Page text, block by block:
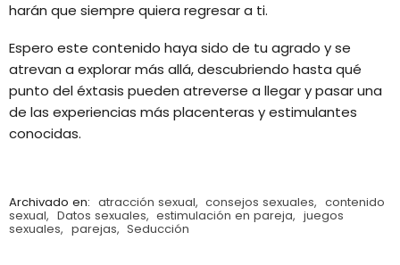
harán que siempre quiera regresar a ti.
Espero este contenido haya sido de tu agrado y se
atrevan a explorar más allá, descubriendo hasta qué
punto del éxtasis pueden atreverse a llegar y pasar una
de las experiencias más placenteras y estimulantes
conocidas.
Archivado en: atracción sexual, consejos sexuales, contenido
sexual, Datos sexuales, estimulación en pareja, juegos
sexuales, parejas, Seducción